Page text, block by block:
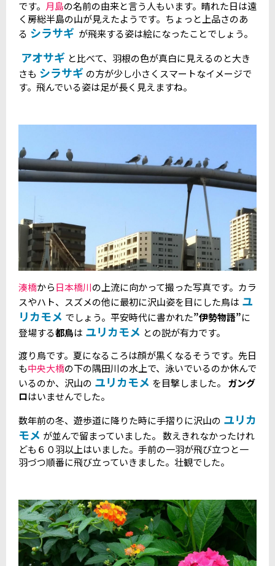
です。 月島の名前の由来と言う人もいます。晴れた日は遠
く房総半島の山が見えたようです。ちょっと上品さのあ
る シラサギ が飛来する姿は絵になったことでしょう。
アオサギ と比べて、羽根の色が真白に見えるのと大き
さも シラサギ の方が少し小さくスマートなイメージで
す。飛んでいる姿は足が長く見えますね。
湊橋から日本橋川の上流に向かって撮った写真です。カラ
スやハト、スズメの他に最初に沢山姿を目にした鳥は ユ
リカモメ でしょう。平安時代に書かれた”伊勢物語”に
登場する都鳥は ユリカモメ との説が有力です。
渡り鳥です。夏になるころは顔が黒くなるそうです。先日
も中央大橋の下の隅田川の水上で、泳いでいるのか休んで
いるのか、沢山の ユリカモメ を目撃しました。 ガング
ロはいませんでした。
数年前の冬、遊歩道に降りた時に手摺りに沢山の ユリカ
モメ が並んで留まっていました。 数えきれなかったけれ
ども６０羽以上はいました。手前の一羽が飛び立つと一
羽づつ順番に飛び立っていきました。壮観でした。